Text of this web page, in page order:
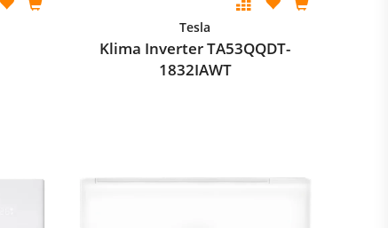
Tesla
Klima Inverter TA53QQDT-
1832IAWT